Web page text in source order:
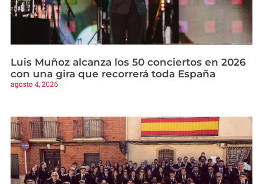
Luis Muñoz alcanza los 50 conciertos en 2026
con una gira que recorrerá toda España
agosto 4, 2026